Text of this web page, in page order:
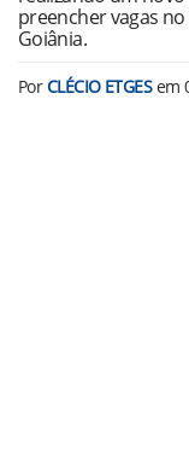
preencher vagas
Goiânia.
PorCLÉCIO ETGESem